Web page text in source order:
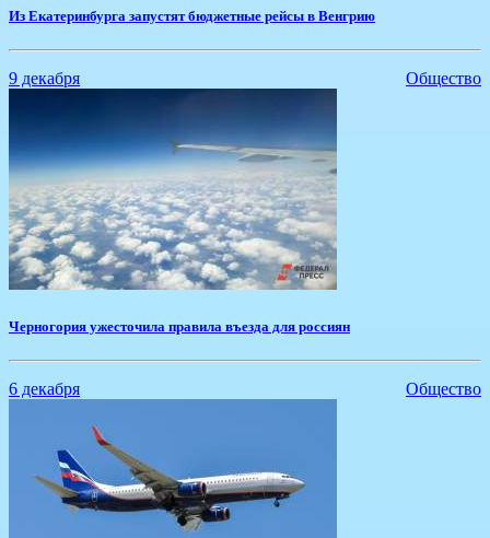
Из Екатеринбурга запустят бюджетные рейсы в Венгрию
9 декабря Общество
​Черногория ужесточила правила въезда для россиян
6 декабря Общество